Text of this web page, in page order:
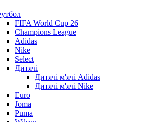
FIFA World Cup 26
Champions League
Adidas
Nike
Select
Дитячі
Дитячі м'ячі Adidas
Дитячі м'ячі Nike
Euro
Joma
Puma